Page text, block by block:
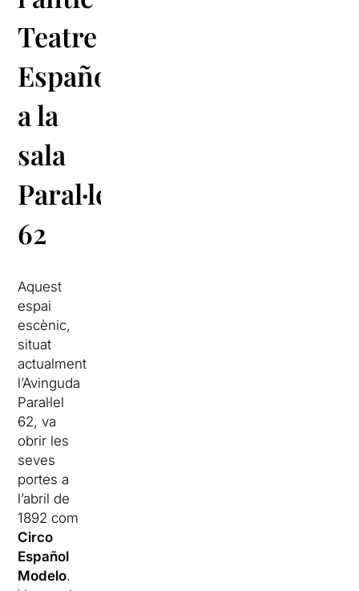
Teatre
Español
a la
sala
Paral·lel
62
Aquest
espai
escènic,
situat
actualment
l’Avinguda
Paral·lel
62, va
obrir les
seves
portes a
l’abril de
1892 com
Circo
Español
Modelo.